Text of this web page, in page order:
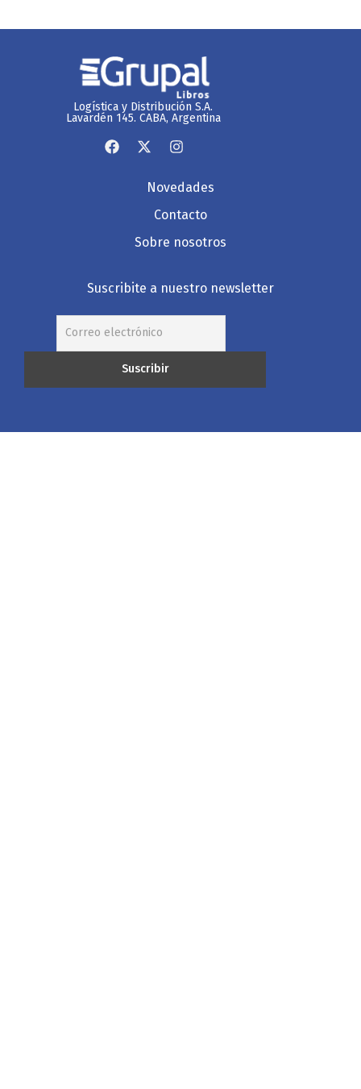
Logística y Distribución S.A.
Lavardén 145. CABA, Argentina
Novedades
Contacto
Sobre nosotros
Suscribite a nuestro newsletter